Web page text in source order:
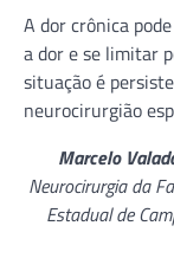
A dor crônica
a dor e se limitar
situação é
neurocirurgião
Marcelo
Neurocirurgia da
Estadual de